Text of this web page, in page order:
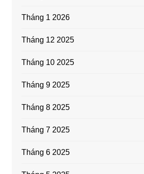
Tháng 1 2026
Tháng 12 2025
Tháng 10 2025
Tháng 9 2025
Tháng 8 2025
Tháng 7 2025
Tháng 6 2025